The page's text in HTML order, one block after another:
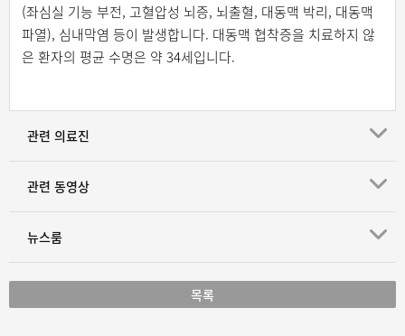
(좌심실 기능 부전, 고혈압성 뇌증, 뇌출혈, 대동맥 박리, 대동맥
파열), 심내막염 등이 발생합니다. 대동맥 협착증을 치료하지 않
은 환자의 평균 수명은 약 34세입니다.
관련 의료진
관련 동영상
뉴스룸
목록